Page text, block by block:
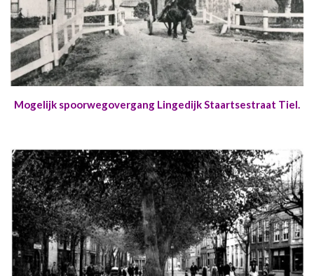
Mogelijk spoorwegovergang Lingedijk Staartsestraat Tiel.